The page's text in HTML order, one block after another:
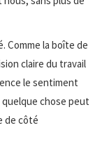
Comme la boîte de
claire du travail
le sentiment
chose peut
de côté